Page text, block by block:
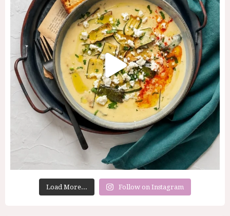
Load More... Follow on Instagram